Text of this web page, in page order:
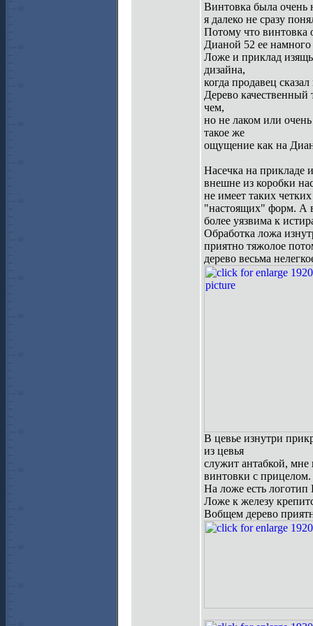
Винтовка была очень
я далеко не сразу
Потому что винтовка
Дианой 52 ее намного
Ложе и приклад
дизайна,
когда продавец
Дерево
чем,
но не лаком или
такое же
ощущение как на
Насечка на прикладе
внешне из коробки
не имеет таких четких
"настоящих" форм. А
более уязвима к
Обработка ложа
приятно тяжолое
дерево весьма
В цевье изнутри
из цевья
служит антабкой, мне
винтовки с прицелом.
На ложе есть логотип
Ложе к железу
Вобщем дерево